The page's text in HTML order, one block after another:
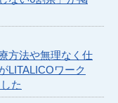
方法や無理なく仕
LITALICOワーク
た